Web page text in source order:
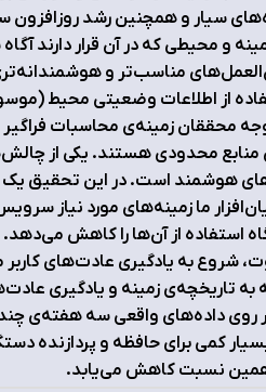
سیار و همچنین رشد
و محیطی که در آن قرار دارند
مناسب‌تر و هوشمندانه‌تری
از اطلاعات وضعیتی محیط (موسوم
محققان زمینه‌ی محاسبات
منابع محدودی هستند. یکی از
هوشمند است. در این تحقیق یک
ما زمینه‌های مورد نیاز
استفاده از آن‌ها را کاهش می‌دهد.
شروع به یادگیری عادت‌های کاربر
به تاریخچه‌ی زمینه و یادگیری
روی داده‌های واقعی سه هفته‌ی
همین نسبت کاهش می‌یابد.